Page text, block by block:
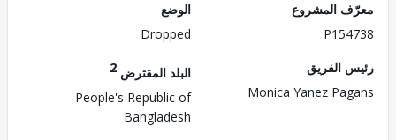
المشروع
Dropped
الفريق
Monica Yanez
البلد المقترض
People's Republic of
Bangladesh